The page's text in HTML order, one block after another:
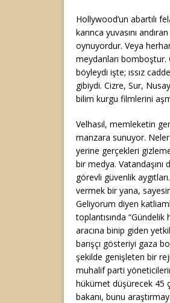
Hollywood’un abartılı
karınca yuvasını
oynuyordur. Veya
meydanları bomboştur.
böyleydi işte; ıssız
gibiydi. Cizre, Sur,
bilim kurgu filmlerini
Velhasıl, memleketin
manzara sunuyor.
yerine gerçekleri
bir medya.
görevli güvenlik
vermek bir yana,
Geliyorum diyen
toplantısında “Gündelik
aracına binip giden
barışçı gösteriyi gaza
şekilde genişleten bir
muhalif parti
hükümet düşürecek 45
bakanı, bunu